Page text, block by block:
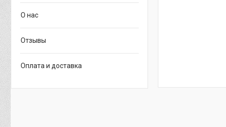
О нас
Отзывы
Оплата и доставка